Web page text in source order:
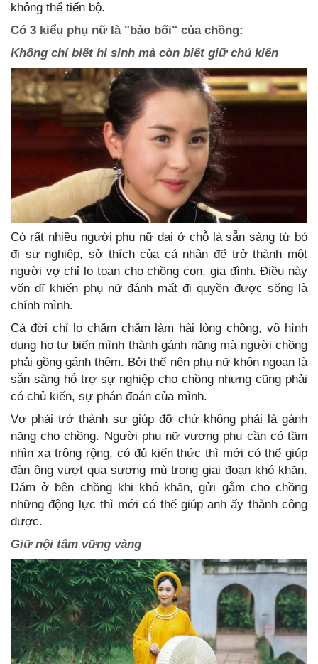
không thể tiến bộ.
Có 3 kiểu phụ nữ là "bảo bối" của chồng:
Không chỉ biết hi sinh mà còn biết giữ chủ kiến
Có rất nhiều người phụ nữ dại ở chỗ là sẵn sàng từ bỏ
đi sự nghiệp, sở thích của cá nhân để trở thành một
người vợ chỉ lo toan cho chồng con, gia đình. Điều này
vốn dĩ khiến phụ nữ đánh mất đi quyền được sống là
chính mình.
Cả đời chỉ lo chăm chăm làm hài lòng chồng, vô hình
dung họ tự biến mình thành gánh nặng mà người chồng
phải gồng gánh thêm. Bởi thế nên phụ nữ khôn ngoan là
sẵn sàng hỗ trợ sự nghiệp cho chồng nhưng cũng phải
có chủ kiến, sự phán đoán của mình.
Vợ phải trở thành sự giúp đỡ chứ không phải là gánh
nặng cho chồng. Người phụ nữ vượng phu cần có tầm
nhìn xa trông rộng, có đủ kiến thức thì mới có thể giúp
đàn ông vượt qua sương mù trong giai đoạn khó khăn.
Dám ở bên chồng khi khó khăn, gửi gắm cho chồng
những động lực thì mới có thể giúp anh ấy thành công
được.
Giữ nội tâm vững vàng